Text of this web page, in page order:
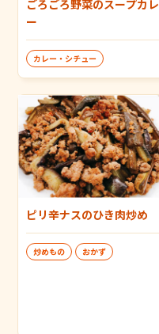
ごろごろ野菜のスープカレ
ー
カレー・シチュー
ピリ辛ナスのひき肉炒め
炒めもの おかず